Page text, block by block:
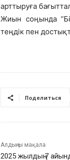
арттыруға
Жиын соңында
теңдік пен
Поделиться
Алдыңғы мақала
2025 жылдың 7